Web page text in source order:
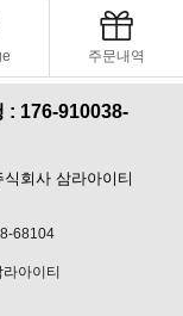
주문내역
: 176-910038-
회사 삼라아이티
68104
아이티